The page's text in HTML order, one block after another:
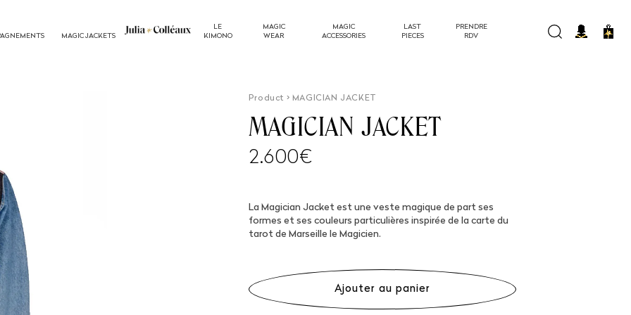
MAGIC JACKETS
LE
KIMONO
MAGIC
WEAR
MAGIC
ACCESSORIES
LAST
PIECES
PRENDRE
RDV
Panier
Product > MAGICIAN JACKET
MAGICIAN JACKET
Prix
2.600€
La Magician Jacket est une veste magique de part ses
formes et ses couleurs particulières inspirée de la carte du
tarot de Marseille le Magicien.
Ajouter au panier